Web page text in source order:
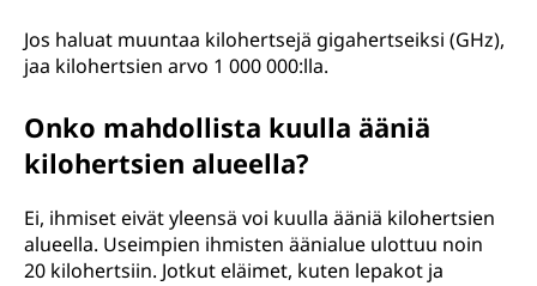
Jos haluat muuntaa kilohertsejä gigahertseiksi (GHz),
jaa kilohertsien arvo 1 000 000:lla.
Onko mahdollista kuulla ääniä
kilohertsien alueella?
Ei, ihmiset eivät yleensä voi kuulla ääniä kilohertsien
alueella. Useimpien ihmisten äänialue ulottuu noin
20 kilohertsiin. Jotkut eläimet, kuten lepakot ja